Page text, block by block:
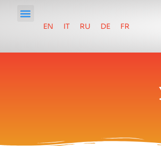
EN IT RU DE FR